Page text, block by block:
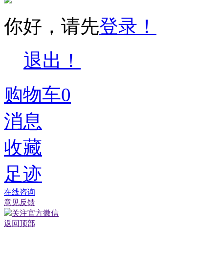
你好，请先登录！
退出！
购物车0
消息
收藏
足迹
在线咨询
意见反馈
关注官方微信
返回顶部